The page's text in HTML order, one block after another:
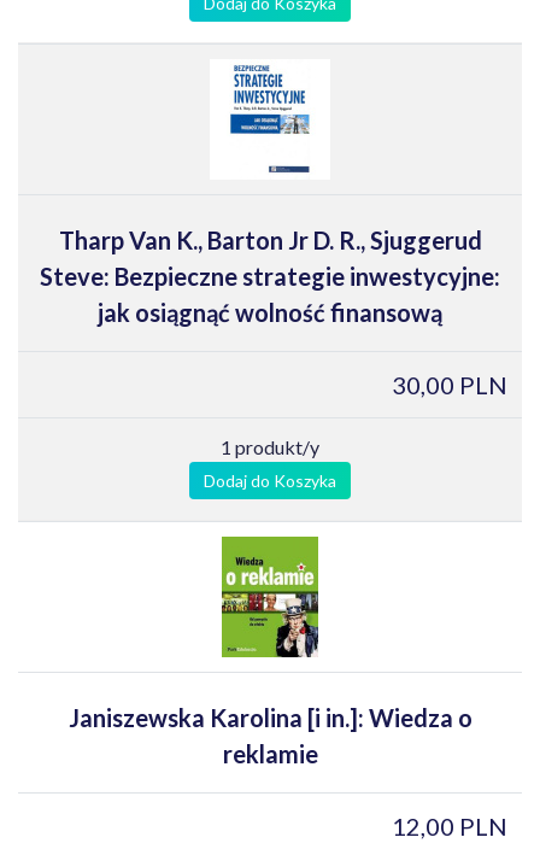
Tharp Van K., Barton Jr D. R., Sjuggerud
Steve: Bezpieczne strategie inwestycyjne:
jak osiągnąć wolność finansową
30,00 PLN
1 produkt/y
Dodaj do Koszyka
Janiszewska Karolina [i in.]: Wiedza o
reklamie
12,00 PLN